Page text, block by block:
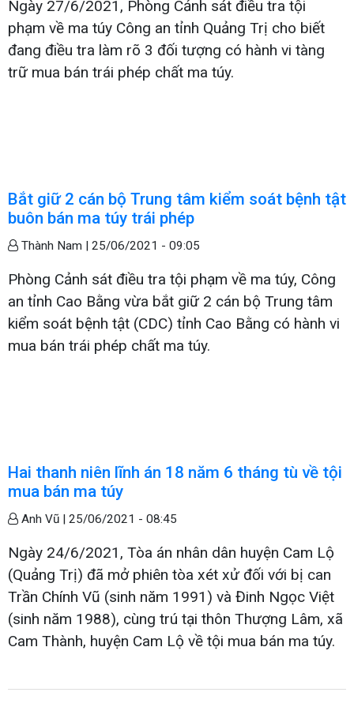
Ngày 27/6/2021, Phòng Cảnh sát điều tra tội
phạm về ma túy Công an tỉnh Quảng Trị cho biết
đang điều tra làm rõ 3 đối tượng có hành vi tàng
trữ mua bán trái phép chất ma túy.
Bắt giữ 2 cán bộ Trung tâm kiểm soát bệnh tật
buôn bán ma túy trái phép
Thành Nam | 25/06/2021 - 09:05
Phòng Cảnh sát điều tra tội phạm về ma túy, Công
an tỉnh Cao Bằng vừa bắt giữ 2 cán bộ Trung tâm
kiểm soát bệnh tật (CDC) tỉnh Cao Bằng có hành vi
mua bán trái phép chất ma túy.
Hai thanh niên lĩnh án 18 năm 6 tháng tù về tội
mua bán ma túy
Anh Vũ | 25/06/2021 - 08:45
Ngày 24/6/2021, Tòa án nhân dân huyện Cam Lộ
(Quảng Trị) đã mở phiên tòa xét xử đối với bị can
Trần Chính Vũ (sinh năm 1991) và Đinh Ngọc Việt
(sinh năm 1988), cùng trú tại thôn Thượng Lâm, xã
Cam Thành, huyện Cam Lộ về tội mua bán ma túy.